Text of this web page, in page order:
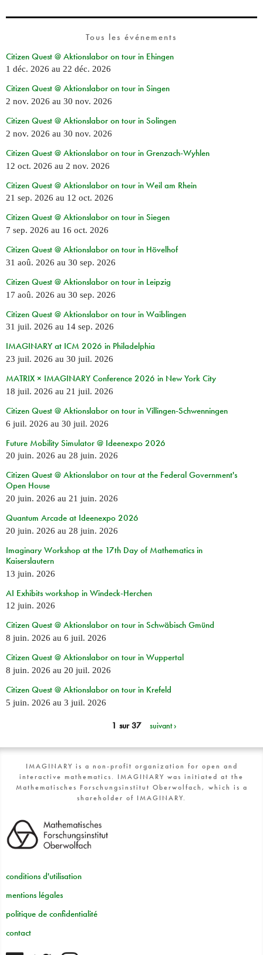
Tous les événements
Citizen Quest @ Aktionslabor on tour in Ehingen
1 déc. 2026 au 22 déc. 2026
Citizen Quest @ Aktionslabor on tour in Singen
2 nov. 2026 au 30 nov. 2026
Citizen Quest @ Aktionslabor on tour in Solingen
2 nov. 2026 au 30 nov. 2026
Citizen Quest @ Aktionslabor on tour in Grenzach-Wyhlen
12 oct. 2026 au 2 nov. 2026
Citizen Quest @ Aktionslabor on tour in Weil am Rhein
21 sep. 2026 au 12 oct. 2026
Citizen Quest @ Aktionslabor on tour in Siegen
7 sep. 2026 au 16 oct. 2026
Citizen Quest @ Aktionslabor on tour in Hövelhof
31 aoû. 2026 au 30 sep. 2026
Citizen Quest @ Aktionslabor on tour in Leipzig
17 aoû. 2026 au 30 sep. 2026
Citizen Quest @ Aktionslabor on tour in Waiblingen
31 juil. 2026 au 14 sep. 2026
IMAGINARY at ICM 2026 in Philadelphia
23 juil. 2026 au 30 juil. 2026
MATRIX × IMAGINARY Conference 2026 in New York City
18 juil. 2026 au 21 juil. 2026
Citizen Quest @ Aktionslabor on tour in Villingen-Schwenningen
6 juil. 2026 au 30 juil. 2026
Future Mobility Simulator @ Ideenexpo 2026
20 juin. 2026 au 28 juin. 2026
Citizen Quest @ Aktionslabor on tour at the Federal Government's
Open House
20 juin. 2026 au 21 juin. 2026
Quantum Arcade at Ideenexpo 2026
20 juin. 2026 au 28 juin. 2026
Imaginary Workshop at the 17th Day of Mathematics in
Kaiserslautern
13 juin. 2026
AI Exhibits workshop in Windeck-Herchen
12 juin. 2026
Citizen Quest @ Aktionslabor on tour in Schwäbisch Gmünd
8 juin. 2026 au 6 juil. 2026
Citizen Quest @ Aktionslabor on tour in Wuppertal
8 juin. 2026 au 20 juil. 2026
Citizen Quest @ Aktionslabor on tour in Krefeld
5 juin. 2026 au 3 juil. 2026
1 sur 37 suivant ›
IMAGINARY is a non-profit organization for open and
interactive mathematics. IMAGINARY was initiated at the
Mathematisches Forschungsinstitut Oberwolfach, which is a
shareholder of IMAGINARY.
conditions d'utilisation
mentions légales
politique de confidentialité
contact